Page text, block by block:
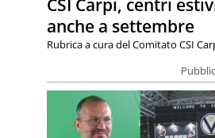
CSI Carpi, centri
anche a settembre
Rubrica a cura del Comitato CSI